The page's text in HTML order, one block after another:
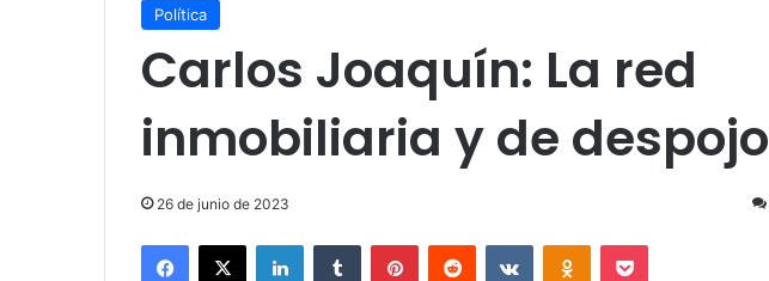
Política
Carlos Joaquín: La red
inmobiliaria y de despojo
26 de junio de 2023
Facebook
X LinkedInTumblr PinterestReddit VKontakteOdnoklassniki
Pocket